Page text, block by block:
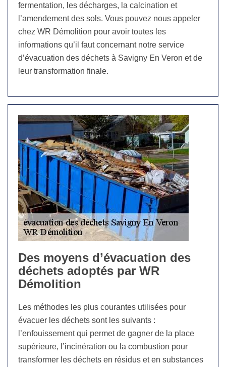
fermentation, les décharges, la calcination et
l’amendement des sols. Vous pouvez nous appeler
chez WR Démolition pour avoir toutes les
informations qu’il faut concernant notre service
d’évacuation des déchets à Savigny En Veron et de
leur transformation finale.
Des moyens d’évacuation des
déchets adoptés par WR
Démolition
Les méthodes les plus courantes utilisées pour
évacuer les déchets sont les suivants :
l’enfouissement qui permet de gagner de la place
supérieure, l’incinération ou la combustion pour
transformer les déchets en résidus et en substances